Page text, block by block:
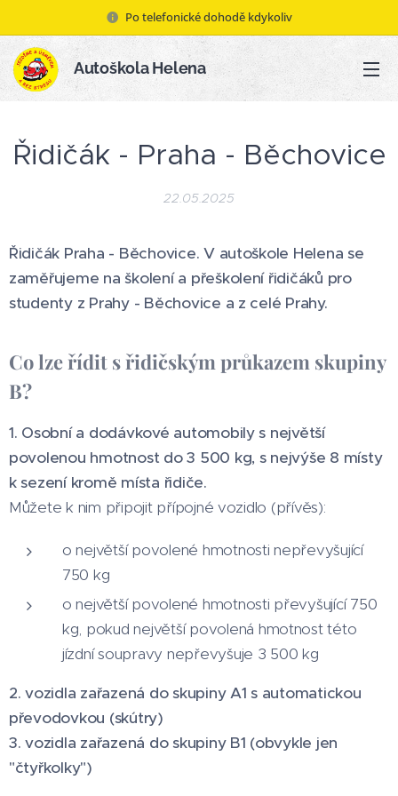
Po telefonické dohodě kdykoliv
Autoškola Helena
Řidičák - Praha - Běchovice
22.05.2025
Řidičák Praha - Běchovice. V autoškole Helena se
zaměřujeme na školení a přeškolení řidičáků pro
studenty z Prahy - Běchovice a z celé Prahy.
Co lze řídit s řidičským průkazem skupiny
B?
1. Osobní a dodávkové automobily s největší
povolenou hmotnost do 3 500 kg, s nejvýše 8 místy
k sezení kromě místa řidiče.
Můžete k nim připojit přípojné vozidlo (přívěs):
o největší povolené hmotnosti nepřevyšující
750 kg
o největší povolené hmotnosti převyšující 750
kg, pokud největší povolená hmotnost této
jízdní soupravy nepřevyšuje 3 500 kg
2. vozidla zařazená do skupiny A1 s automatickou
převodovkou (skútry)
3. vozidla zařazená do skupiny B1 (obvykle jen
"čtyřkolky")